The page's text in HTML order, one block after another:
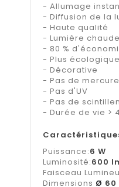
- Allumage
- Diffusion de la
- Haute qualité
- Lumière chaude
- 80 %
- Plus écologique
- Décorative
- Pas de mercure
- Pas d'UV
- Pas de
- Durée de vie >
Puissance:6 W
Luminosité:600
Faisceau
Dimensions Ø 60